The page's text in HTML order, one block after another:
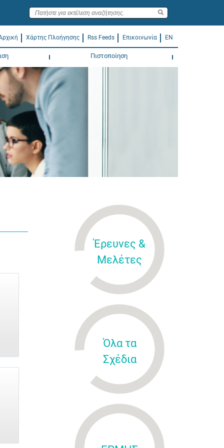
Χάρτης Πλοήγησης Rss Feeds Επικοινωνία EN
Πιστοποίηση
Έρευνες &
Μελέτες
Όλα τα
Σχέδια